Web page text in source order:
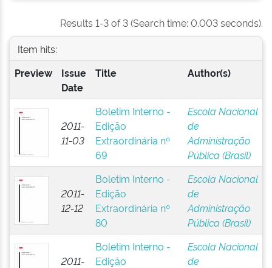
Results 1-3 of 3 (Search time: 0.003 seconds).
Item hits:
Preview
Issue
Date
Title Author(s)
2011-
11-03
Boletim Interno -
Edição
Extraordinária nº
69
Escola Nacional
de
Administração
Pública (Brasil)
2011-
12-12
Boletim Interno -
Edição
Extraordinária nº
80
Escola Nacional
de
Administração
Pública (Brasil)
2011-
Boletim Interno -
Edição
Escola Nacional
de